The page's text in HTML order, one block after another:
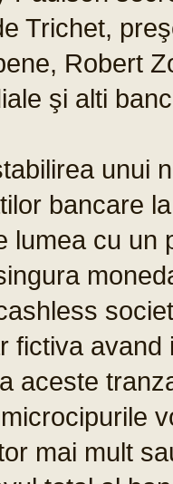
Trichet,
Robert
şi alti
unui
bancare
lumea cu un
fictiva avand
aceste
mai mult